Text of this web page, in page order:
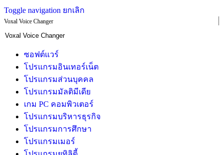
Toggle navigation ยกเลิก
Voxal Voice Changer
ซอฟต์แวร์
โปรแกรมอินเทอร์เน็ต
โปรแกรมส่วนบุคคล
โปรแกรมมัลติมีเดีย
เกม PC คอมพิวเตอร์
โปรแกรมบริหารธุรกิจ
โปรแกรมการศึกษา
โปรแกรมเมอร์